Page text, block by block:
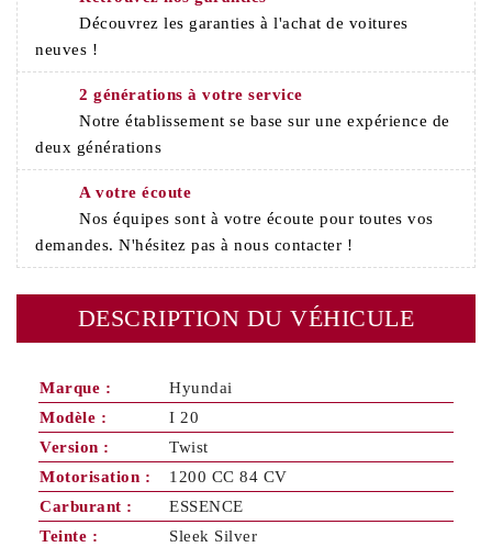
Découvrez les garanties à l'achat de voitures
neuves !
2 générations à votre service
Notre établissement se base sur une expérience de
deux générations
A votre écoute
Nos équipes sont à votre écoute pour toutes vos
demandes. N'hésitez pas à nous contacter !
DESCRIPTION DU VÉHICULE
Marque :
Hyundai
Modèle :
I 20
Version :
Twist
Motorisation :
1200 CC 84 CV
Carburant :
ESSENCE
Teinte :
Sleek Silver